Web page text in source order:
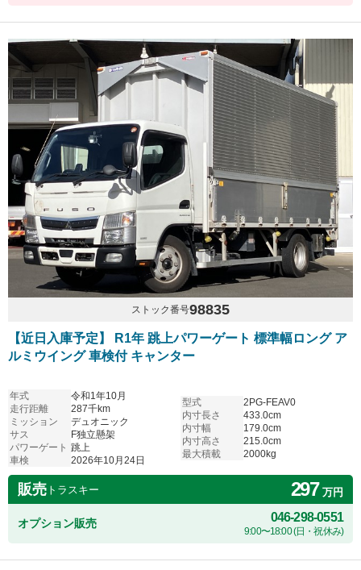
ストック番号98835
【近日入庫予定】 R1年 跳上パワーゲート 標準幅ロング ア
ルミウイング 車検付 キャンター
年式
令和1年10月
走行距離
287千km
ミッション
デュオニック
サス
F独立懸架
パワーゲート 跳上
車検
2026年10月24日
型式
2PG-FEAV0
内寸長さ
433.0cm
内寸幅
179.0cm
内寸高さ
215.0cm
最大積載
2000kg
販売 トラスキー 297 万円
オプション販売 046-298-0551
9:00〜18:00 (日・祝休み)